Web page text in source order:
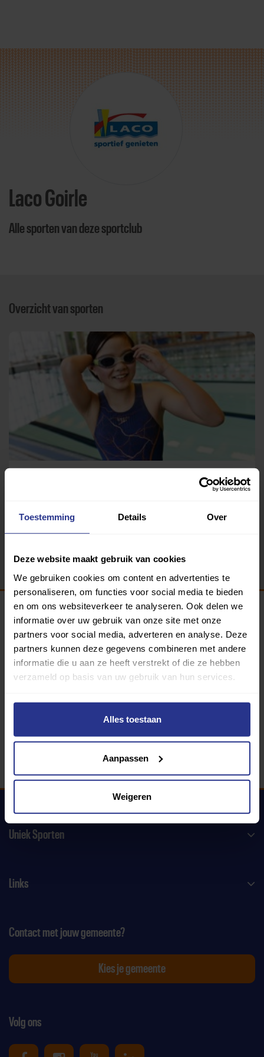
Toestemming Details Over
Deze website maakt gebruik van cookies
We gebruiken cookies om content en advertenties te
personaliseren, om functies voor social media te bieden
en om ons websiteverkeer te analyseren. Ook delen we
informatie over uw gebruik van onze site met onze
partners voor social media, adverteren en analyse. Deze
partners kunnen deze gegevens combineren met andere
informatie die u aan ze heeft verstrekt of die ze hebben
verzameld op basis van uw gebruik van hun services.
Alles toestaan
Aanpassen
Weigeren
Laco Goirle
Alle sporten van deze sportclub
Overzicht van sporten
Programma van:
340 gemeenten
Uniek Sporten
Links
Volg ons
Contact met jouw gemeente?
Kies je gemeente